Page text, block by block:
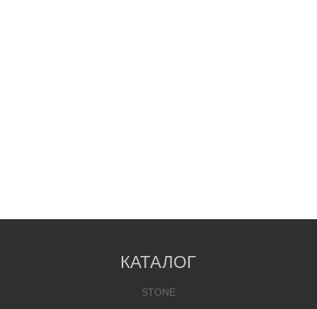
КАТАЛОГ
STONE